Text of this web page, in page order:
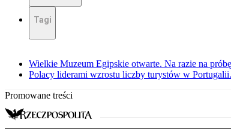
Tagi
Wielkie Muzeum Egipskie otwarte. Na razie na próbę
Polacy liderami wzrostu liczby turystów w
Promowane treści